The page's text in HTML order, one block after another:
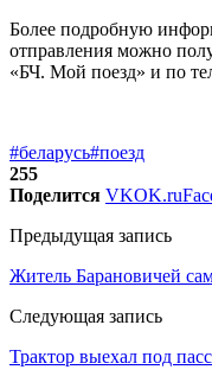
Более подробную
отправления можно
«БЧ. Мой поезд» и по
#беларусь#поезд
255
Поделится VKOK.ru
Предыдущая запись
Житель Барановичей
Следующая запись
Трактор выехал под